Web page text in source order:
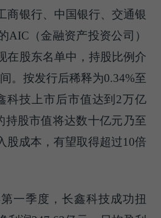
商银行、中国银行、交通银
AIC（金融资产投资公司）
在股东名单中，持股比例介
。按发行后稀释为0.34%至
科技上市后市值达到2万亿
持股市值将达数十亿元乃至
股成本，有望取得超过10倍
一季度，长鑫科技成功扭